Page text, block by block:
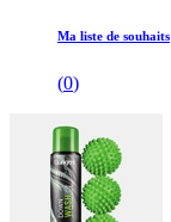
Ma liste de souhaits
(0)